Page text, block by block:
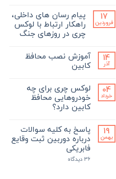
برای
تجربه‌ای
نوین
در
نگهداری
ارتقاء
خودرو:
نگاهی
به
محصولات
لوکس
چری
در
سال
ثبت
نشده 17
فروردین
پیام رسان های داخلی،
راهکار ارتباط با لوکس
چری در روزهای جنگ
برای
پیام
رسان
راهکار
ارتباط
با
لوکس
چری
روزهای
جنگ
ثبت
نشده 14
آذر
آموزش نصب محافظ
کابین
دیدگاهی
برای
آموزش
نصب
محافظ
کابین
ثبت
نشده 04
خرداد
لوکس چری برای چه
خودروهایی محافظ
کابین دارد؟
برای
لوکس
چری
برای
چه
خودروهایی
ثبت
نشده 19
بهمن
پاسخ به کلیه سوالات
درباره دوربین ثبت وقایع
فابریکی
36 دیدگاه برای